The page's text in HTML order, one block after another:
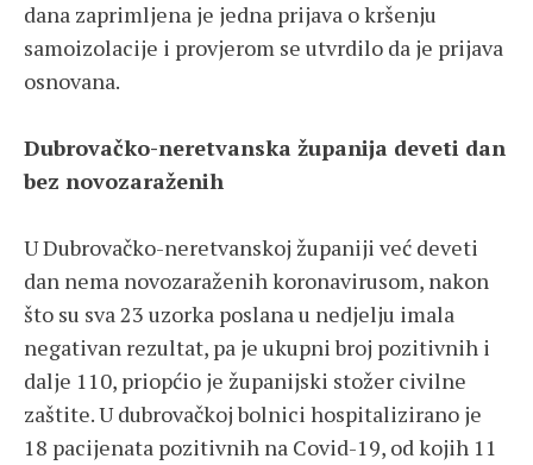
dana zaprimljena je jedna prijava o kršenju
samoizolacije i provjerom se utvrdilo da je prijava
osnovana.
Dubrovačko-neretvanska županija deveti dan
bez novozaraženih
U Dubrovačko-neretvanskoj županiji već deveti
dan nema novozaraženih koronavirusom, nakon
što su sva 23 uzorka poslana u nedjelju imala
negativan rezultat, pa je ukupni broj pozitivnih i
dalje 110, priopćio je županijski stožer civilne
zaštite. U dubrovačkoj bolnici hospitalizirano je
18 pacijenata pozitivnih na Covid-19, od kojih 11